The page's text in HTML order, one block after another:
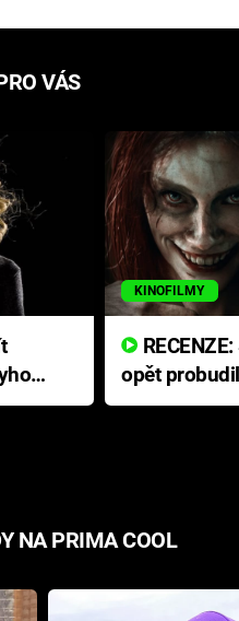
VÁS
KINOFILMY
opět
přichází s
NA PRIMA COOL